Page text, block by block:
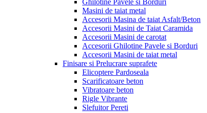
Ghilotine Pavele si Borduri
Masini de taiat metal
Accesorii Masina de taiat Asfalt/Beton
Accesorii Masini de Taiat Caramida
Accesorii Masini de carotat
Accesorii Ghilotine Pavele si Borduri
Accesorii Masini de taiat metal
Finisare si Prelucrare suprafete
Elicoptere Pardoseala
Scarificatoare beton
Vibratoare beton
Rigle Vibrante
Slefuitor Pereti